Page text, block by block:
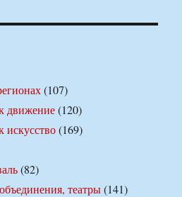
(107)
движение(120)
искусство(169)
(82)
театры(141)